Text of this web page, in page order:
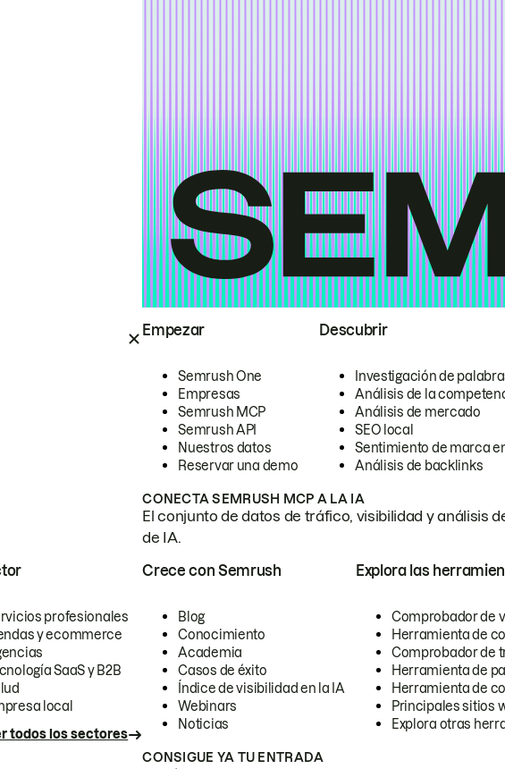
Empezar
Semrush One
Empresas
Semrush MCP
Semrush API
Nuestros datos
Reservar una demo
Descubrir
Investigación de
Análisis de la
Análisis de mercado
SEO local
Sentimiento de marca
Análisis de backlinks
CONECTA SEMRUSH MCP A LA IA
El conjunto de datos de tráfico, visibilidad y análisis
de IA.
profesionales
y ecommerce
SaaS y B2B
local
todos los sectores
Crece con Semrush
Blog
Conocimiento
Academia
Casos de éxito
Índice de visibilidad en la IA
Webinars
Noticias
Explora las
Comprobador de
Herramienta de
Comprobador de
Herramienta de
Herramienta de
Principales sitios
Explora otras
CONSIGUE YA TU ENTRADA